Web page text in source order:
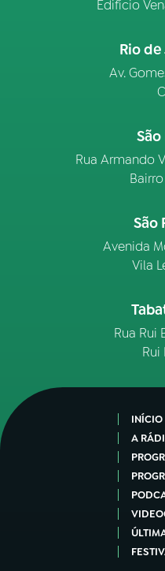
Edifício
Rio
Av.
São
Rua Armando
São
Avenida
Vila
Rua Rui
Rui
INÍCIO
A